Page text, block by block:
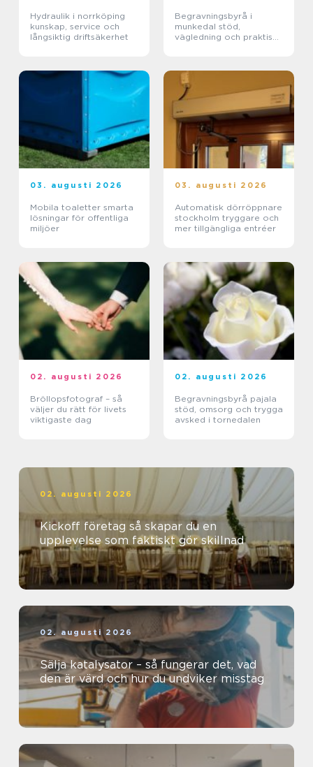
Hydraulik i norrköping
kunskap, service och
långsiktig driftsäkerhet
Begravningsbyrå i
munkedal stöd,
vägledning och praktisk
03. augusti 2026
Mobila toaletter smarta
lösningar för offentliga
miljöer
03. augusti 2026
Automatisk dörröppnare
stockholm tryggare och
mer tillgängliga entréer
02. augusti 2026
Bröllopsfotograf – så
väljer du rätt för livets
viktigaste dag
02. augusti 2026
Begravningsbyrå pajala
stöd, omsorg och trygga
avsked i tornedalen
02. augusti 2026
Kickoff företag så skapar du en
upplevelse som faktiskt gör skillnad
02. augusti 2026
Sälja katalysator – så fungerar det, vad
den är värd och hur du undviker misstag